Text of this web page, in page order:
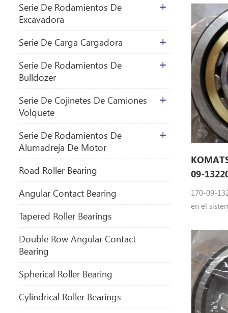
09-
170-09-
en el
09-13220
D155W
Serie De Rodamientos De
Excavadora
Serie De Carga Cargadora
Serie De Rodamientos De
Bulldozer
Serie De Cojinetes De Camiones
Volquete
Serie De Rodamientos De
Alumadreja De Motor
​Road Roller Bearing
Angular Contact Bearing
Tapered Roller Bearings
Double Row Angular Contact
Bearing
Spherical Roller Bearing
Cylindrical Roller Bearings